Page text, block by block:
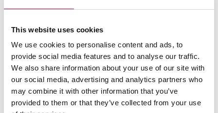
This website uses cookies
We use cookies to personalise content and ads, to
provide social media features and to analyse our traffic.
We also share information about your use of our site with
our social media, advertising and analytics partners who
may combine it with other information that you’ve
provided to them or that they’ve collected from your use
Czytaj dalej
3 Marca, 2026